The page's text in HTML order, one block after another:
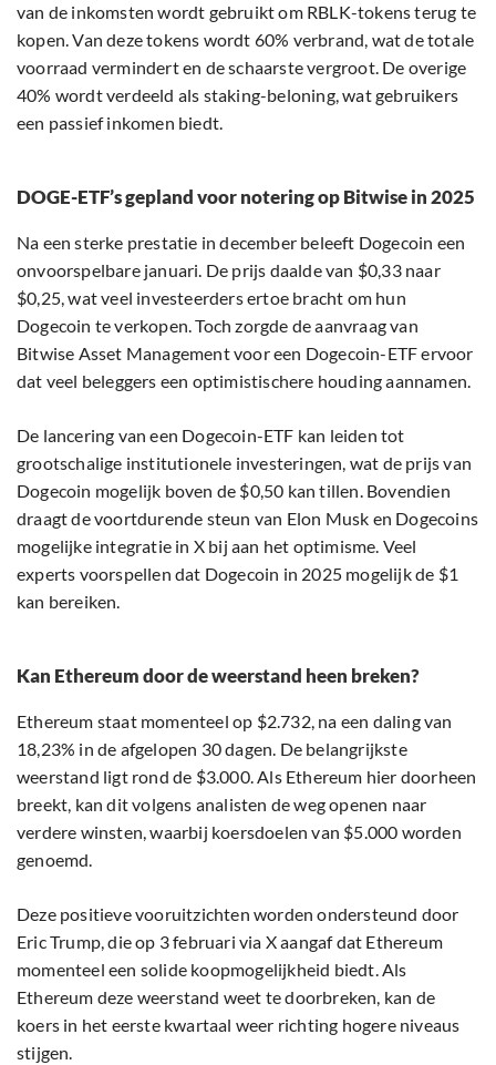
van de inkomsten wordt gebruikt om RBLK-tokens terug te
kopen. Van deze tokens wordt 60% verbrand, wat de totale
voorraad vermindert en de schaarste vergroot. De overige
40% wordt verdeeld als staking-beloning, wat gebruikers
een passief inkomen biedt.
DOGE-ETF’s gepland voor notering op Bitwise in 2025
Na een sterke prestatie in december beleeft Dogecoin een
onvoorspelbare januari. De prijs daalde van $0,33 naar
$0,25, wat veel investeerders ertoe bracht om hun
Dogecoin te verkopen. Toch zorgde de aanvraag van
Bitwise Asset Management voor een Dogecoin-ETF ervoor
dat veel beleggers een optimistischere houding aannamen.
De lancering van een Dogecoin-ETF kan leiden tot
grootschalige institutionele investeringen, wat de prijs van
Dogecoin mogelijk boven de $0,50 kan tillen. Bovendien
draagt de voortdurende steun van Elon Musk en Dogecoins
mogelijke integratie in X bij aan het optimisme. Veel
experts voorspellen dat Dogecoin in 2025 mogelijk de $1
kan bereiken.
Kan Ethereum door de weerstand heen breken?
Ethereum staat momenteel op $2.732, na een daling van
18,23% in de afgelopen 30 dagen. De belangrijkste
weerstand ligt rond de $3.000. Als Ethereum hier doorheen
breekt, kan dit volgens analisten de weg openen naar
verdere winsten, waarbij koersdoelen van $5.000 worden
genoemd.
Deze positieve vooruitzichten worden ondersteund door
Eric Trump, die op 3 februari via X aangaf dat Ethereum
momenteel een solide koopmogelijkheid biedt. Als
Ethereum deze weerstand weet te doorbreken, kan de
koers in het eerste kwartaal weer richting hogere niveaus
stijgen.